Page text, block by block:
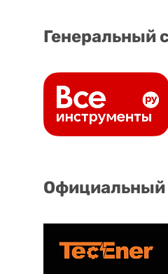
Генеральный
Официальный